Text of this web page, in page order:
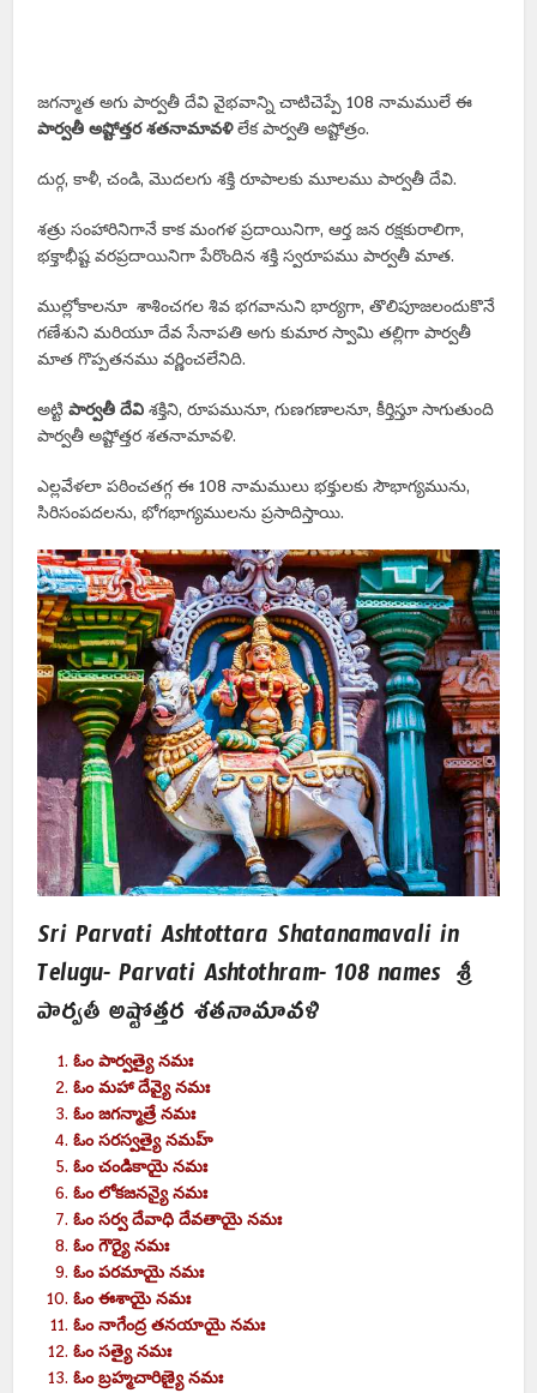
జగన్మాత అగు పార్వతీ దేవి వైభవాన్ని చాటిచెప్పే 108 నామములే ఈ
పార్వతీ అష్టోత్తర శతనామావళిలేక పార్వతి అష్టోత్రం.
దుర్గ, కాళీ, చండి, మొదలగు శక్తి రూపాలకు మూలము పార్వతీ దేవి.
శత్రు సంహారినిగానే కాక మంగళ ప్రదాయినిగా, ఆర్త జన రక్షకురాలిగా,
భక్తాభీష్ట వరప్రదాయినిగా పేరొందిన శక్తి స్వరూపము పార్వతీ మాత.
ముల్లోకాలనూ శాశించగల శివ భగవానుని భార్యగా, తొలిపూజలందుకొనే
గణేశుని మరియూ దేవ సేనాపతి అగు కుమార స్వామి తల్లిగా పార్వతీ
మాత గొప్పతనము వర్ణించలేనిది.
అట్టిపార్వతీ దేవి శక్తిని, రూపమునూ, గుణగణాలనూ, కీర్తిస్తూ సాగుతుంది
పార్వతీ అష్టోత్తర శతనామావళి.
ఎల్లవేళలా పఠించతగ్గ ఈ 108 నామములు భక్తులకు సౌభాగ్యమును,
సిరిసంపదలను, భోగభాగ్యములను ప్రసాదిస్తాయి.
Sri Parvati Ashtottara Shatanamavali in
Telugu- Parvati Ashtothram- 108 names శ్రీ
పార్వతీ అష్టోత్తర శతనామావళి
ఓం పార్వత్యై నమః
ఓం మహా దేవ్యై నమః
ఓం జగన్మాత్రే నమః
ఓం సరస్వత్యై నమహ్
ఓం చండికాయై నమః
ఓం లోకజనన్యై నమః
ఓం సర్వదేవాధి దేవతాయై నమః
ఓం గౌర్యై నమః
ఓం పరమాయై నమః
ఓం ఈశాయై నమః
ఓం నాగేంద్ర తనయాయై నమః
ఓం సత్యై నమః
ఓం బ్రహ్మచారిణ్యై నమః